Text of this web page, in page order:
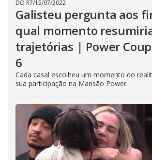
DO R7/15/07/2022
Galisteu pergunta aos
qual momento
trajetórias | Power
6
Cada casal escolheu um momento do
sua participação na Mansão Power